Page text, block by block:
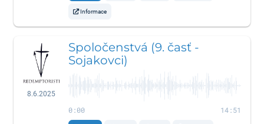
Informace
8.6.2025
Spoločenstvá (9. časť -
Sojakovci)
0:00 14:51